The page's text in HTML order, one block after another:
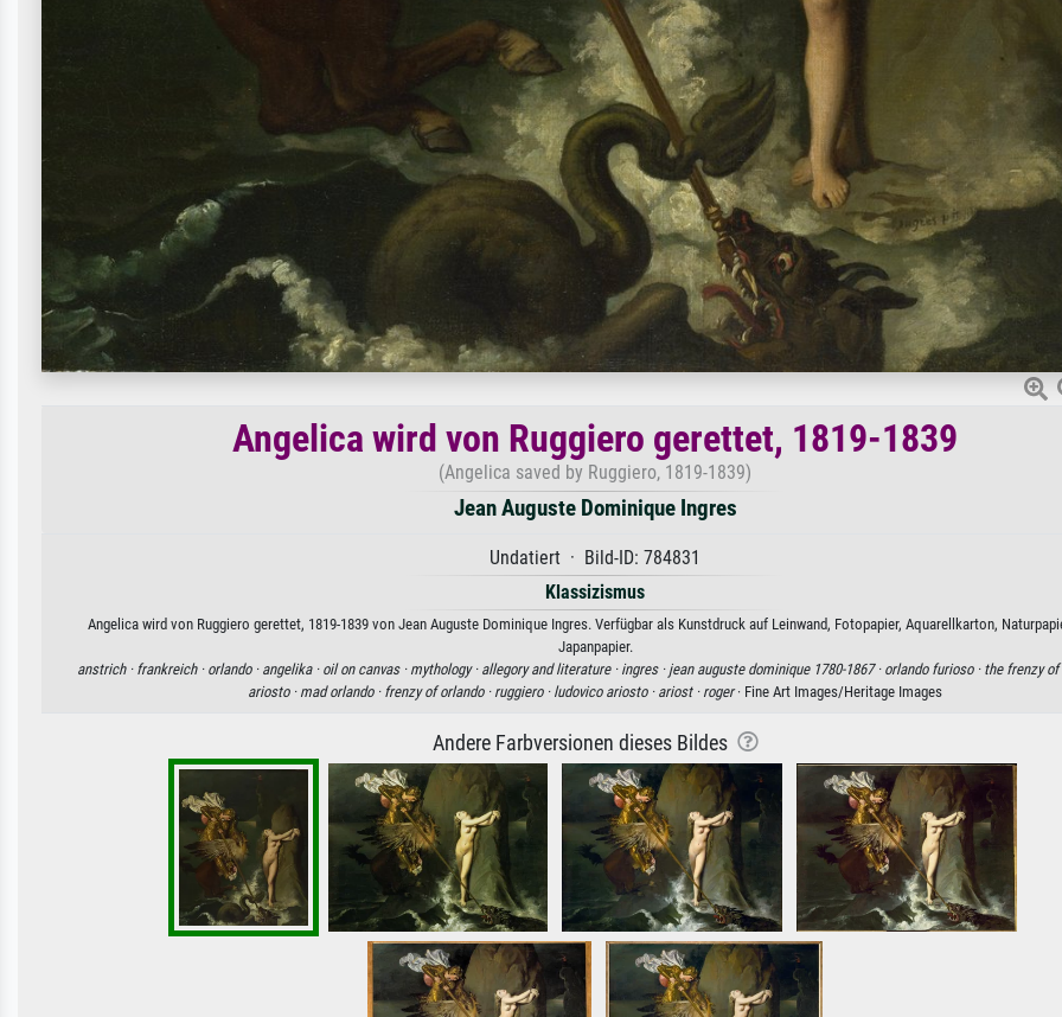
Angelica wird von Ruggiero gerettet, 1819-1839
(Angelica saved by Ruggiero, 1819-1839)
Jean Auguste Dominique Ingres
Undatiert · Bild-ID: 784831
Klassizismus
Angelica wird von Ruggiero gerettet, 1819-1839 von Jean Auguste Dominique Ingres. Verfügbar als Kunstdruck auf Leinwand, Fotopapier, Aquarellkarton,
Japanpapier.
anstrich · frankreich · orlando · angelika · oil on canvas · mythology · allegory and literature · ingres · jean auguste dominique 1780-1867 · orlando furioso · the frenzy of
ariosto · mad orlando · frenzy of orlando · ruggiero · ludovico ariosto · ariost · roger· Fine Art Images/Heritage Images
Andere Farbversionen dieses Bildes